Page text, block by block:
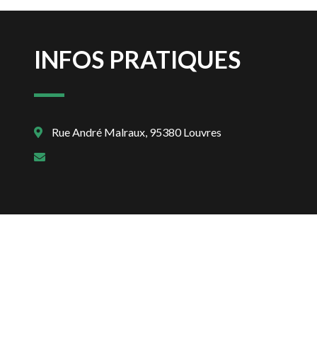
INFOS PRATIQUES
Rue André Malraux, 95380 Louvres